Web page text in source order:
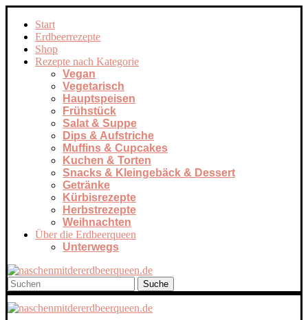
Start
Erdbeerrezepte
Shop
Rezepte nach Kategorie
Vegan
Vegetarisch
Hauptspeisen
Frühstück
Salat & Suppe
Dips & Aufstriche
Muffins & Cupcakes
Kuchen & Torten
Snacks & Kleingebäck & Dessert
Getränke
Kürbisrezepte
Herbstrezepte
Weihnachten
Über die Erdbeerqueen
Unterwegs
Suche